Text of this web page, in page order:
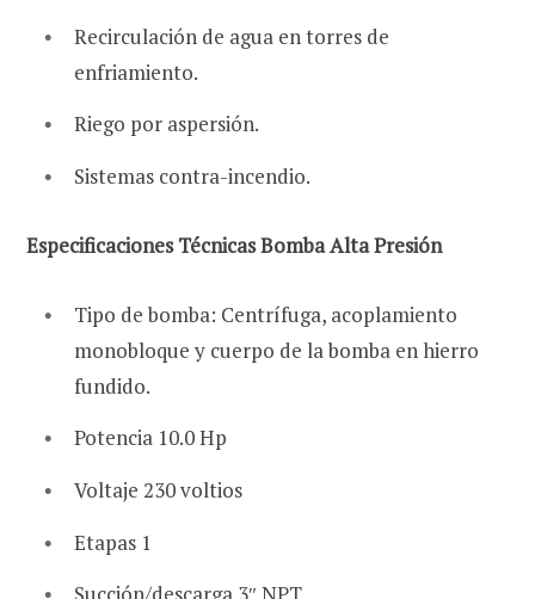
Recirculación de agua en torres de
enfriamiento.
Riego por aspersión.
Sistemas contra-incendio.
Especificaciones Técnicas Bomba Alta Presión
Tipo de bomba: Centrífuga, acoplamiento
monobloque y cuerpo de la bomba en hierro
fundido.
Potencia 10.0 Hp
Voltaje 230 voltios
Etapas 1